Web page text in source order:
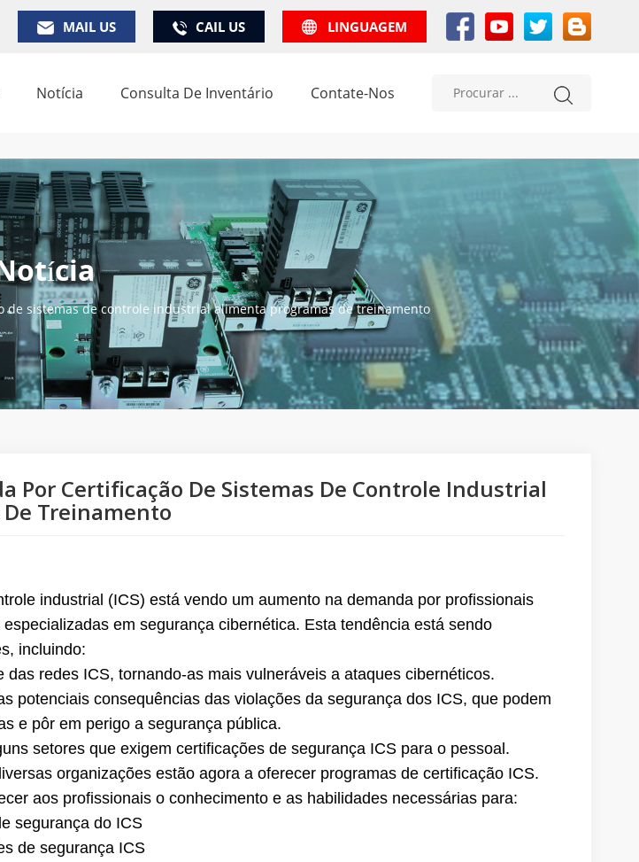
MAIL US CAIL US LINGUAGEM
Notícia Consulta De Inventário Contate-Nos
de sistemas de controle industrial alimenta programas de treinamento
Por Certificação De Sistemas De Controle Industrial
Treinamento
industrial (ICS) está vendo um aumento na demanda por profissionais
em segurança cibernética. Esta tendência está sendo
incluindo:
das redes ICS, tornando-as mais vulneráveis a ataques cibernéticos.
potenciais consequências das violações da segurança dos ICS, que podem
e pôr em perigo a segurança pública.
setores que exigem certificações de segurança ICS para o pessoal.
organizações estão agora a oferecer programas de certificação ICS.
aos profissionais o conhecimento e as habilidades necessárias para:
segurança do ICS
de segurança ICS